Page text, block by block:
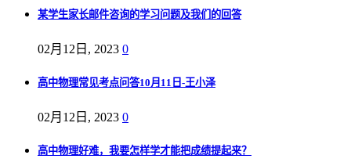
某学生家长邮件咨询的学习问题及我们的回答
02月12日, 2023 0
高中物理常见考点问答10月11日-王小泽
02月12日, 2023 0
高中物理好难，我要怎样学才能把成绩提起来？